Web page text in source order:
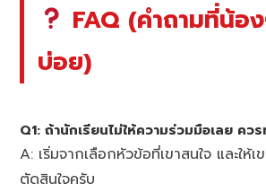
FAQ (คำถามที่น้อ
บ่อย)
Q1: ถ้านักเรียนไม่ให้ความร่วมมือเลย ควร
A: เริ่มจากเลือกหัวข้อที่เขาสนใจ และให้
ตัดสินใจครับ